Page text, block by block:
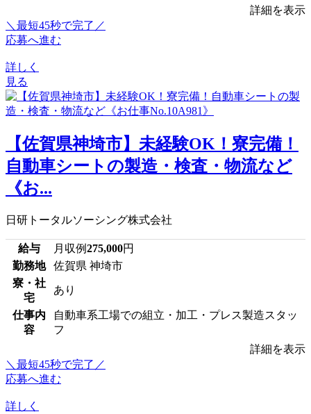
詳細を表示
＼最短45秒で完了／
応募へ進む
詳しく
見る
【佐賀県神埼市】未経験OK！寮完備！
自動車シートの製造・検査・物流など
《お...
日研トータルソーシング株式会社
給与 月収例275,000円
勤務地
佐賀県 神埼市
寮・社
宅
あり
仕事内
容
自動車系工場での組立・加工・プレス製造スタッ
フ
詳細を表示
＼最短45秒で完了／
応募へ進む
詳しく